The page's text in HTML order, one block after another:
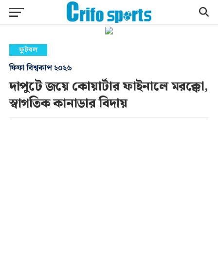
ফুটবল
ফিফা বিশ্বকাপ ২০২৬
দাপুটে জয়ে কোয়ার্টার ফাইনালে মরক্কো,
স্বাগতিক কানাডার বিদায়